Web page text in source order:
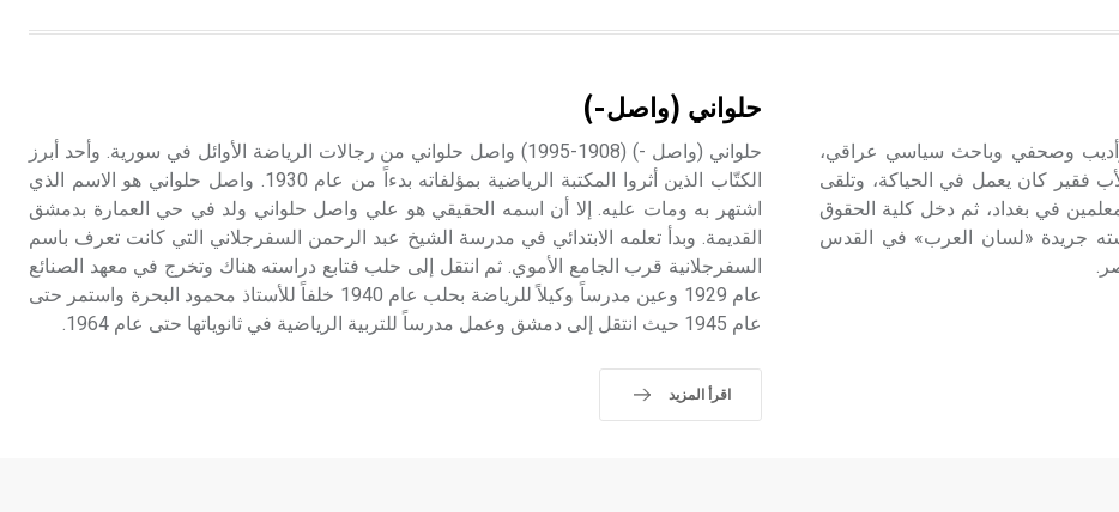
الإنكليزية أب
- هل تعلم أن أبجر Abgar اسم معروف
جيداً يعود إلى عدد من الملوك الذين
حكموا مدينة إديسا (الرها) من أبجر الأول
وحتى التاسع، وهم ينتسبون إلى أسرة
أوسروين
بُطّي كاتب وأديب وصحفي وباحث سياسي عراقي،
فقير كان يعمل في الحياكة، وتلقى
في بغداد، ثم دخل كلية الحقوق
أثناء دراسته جريدة «لسان العرب» في القدس
حلواني (واصل-)
حلواني (واصل -) (1908-1995) واصل حلواني من رجالات الرياضة الأوائل في سورية. وأحد أبرز
الكتّاب الذين أثروا المكتبة الرياضية بمؤلفاته بدءاً من عام 1930. واصل حلواني هو الاسم الذي
اشتهر به ومات عليه. إلا أن اسمه الحقيقي هو علي واصل حلواني ولد في حي العمارة بدمشق
القديمة. وبدأ تعلمه الابتدائي في مدرسة الشيخ عبد الرحمن السفرجلاني التي كانت تعرف باسم
السفرجلانية قرب الجامع الأموي. ثم انتقل إلى حلب فتابع دراسته هناك وتخرج في معهد الصنائع
عام 1929 وعين مدرساً وكيلاً للرياضة بحلب عام 1940 خلفاً للأستاذ محمود البحرة واستمر حتى
عام 1945 حيث انتقل إلى دمشق وعمل مدرساً للتربية الرياضية في ثانوياتها حتى عام 1964.
اقرأ المزيد